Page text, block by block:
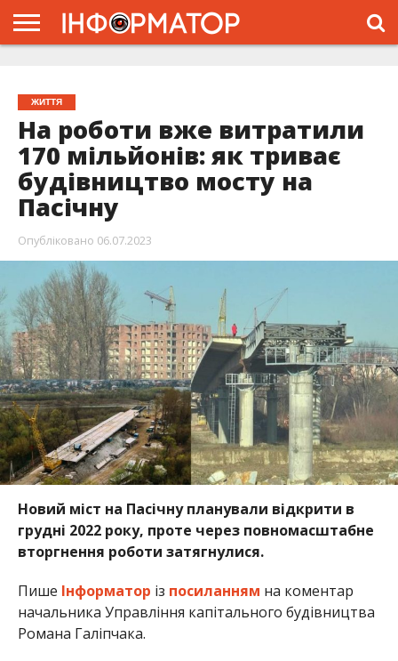
ЖИТТЯ
На роботи вже витратили
170 мільйонів: як триває
будівництво мосту на
Пасічну
Опубліковано 06.07.2023
Новий міст на Пасічну планували відкрити в
грудні 2022 року, проте через повномасштабне
вторгнення роботи затягнулися.
Пише Інформатор із посиланням на коментар
начальника Управління капітального будівництва
Романа Галіпчака.